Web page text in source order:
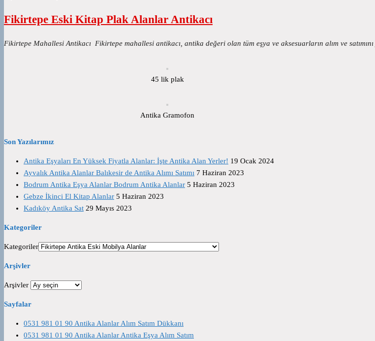
Fikirtepe Eski Kitap Plak Alanlar Antikacı
Fikirtepe Mahallesi Antikacı Fikirtepe mahallesi antikacı, antika değeri olan tüm eşya ve aksesuarların alım ve
45 lik plak
Antika Gramofon
Son Yazılarımız
Antika Eşyaları En Yüksek Fiyatla Alanlar: İşte Antika Alan Yerler! 19 Ocak 2024
Ayvalık Antika Alanlar Balıkesir de Antika Alımı Satımı 7 Haziran 2023
Bodrum Antika Eşya Alanlar Bodrum Antika Alanlar 5 Haziran 2023
Gebze İkinci El Kitap Alanlar 5 Haziran 2023
Kadıköy Antika Sat 29 Mayıs 2023
Kategoriler
Kategoriler
Arşivler
Arşivler
Sayfalar
0531 981 01 90 Antika Alanlar Alım Satım Dükkanı
0531 981 01 90 Antika Alanlar Antika Eşya Alım Satım